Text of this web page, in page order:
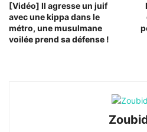
[Vidéo] Il agresse un juif
avec une kippa dans le
métro, une musulmane
voilée prend sa défense !